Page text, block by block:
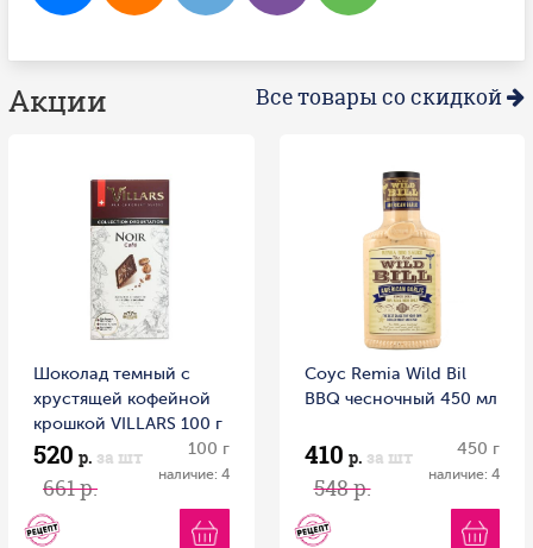
Акции Все товары со скидкой
Шоколад темный с
хрустящей кофейной
крошкой VILLARS 100 г
520 р. за шт
661 р.
100 г
наличие: 4
Соус Remia Wild Bil
BBQ чесночный 450 мл
410 р. за шт
548 р.
450 г
наличие: 4